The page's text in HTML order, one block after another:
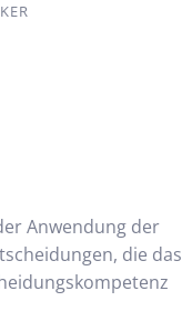
Anwendung der
die das